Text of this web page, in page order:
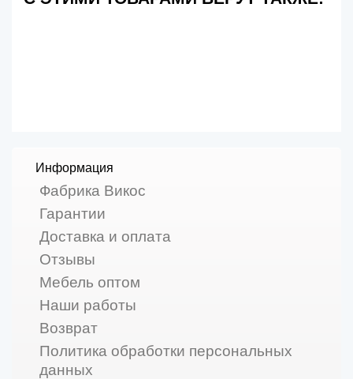
Информация
Фабрика Викос
Гарантии
Доставка и оплата
Отзывы
Мебель оптом
Наши работы
Возврат
Политика обработки персональных
данных